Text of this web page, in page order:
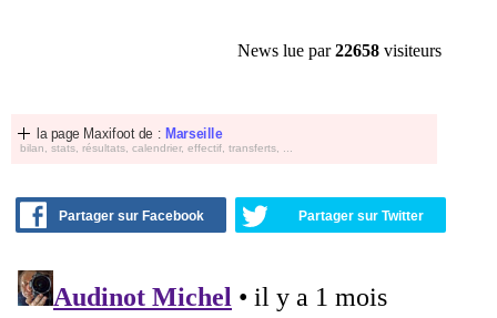
News lue par22658 visiteurs
la page Maxifoot de : Marseille
bilan, stats, résultats, calendrier, effectif, transferts, ...
Partager sur Facebook Partager sur Twitter